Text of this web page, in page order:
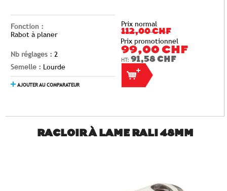
Fonction :
Rabot à planer
Nb réglages : 2
Semelle : Lourde
AJOUTER AU COMPARATEUR
Prix normal
112,00 CHF
Prix promotionnel
99,00 CHF
91,58 CHF
RACLOIR À LAME RALI 48MM